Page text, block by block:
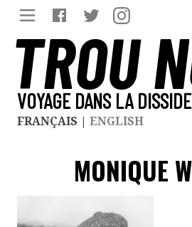
TROU
VOYAGE DANS LA
FRANÇAIS | ENGLISH
MONIQUE